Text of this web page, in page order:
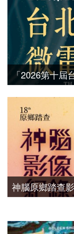
「2026第十
行中，收件至
參獎
神腦原鄉踏查
廣邀各界對影